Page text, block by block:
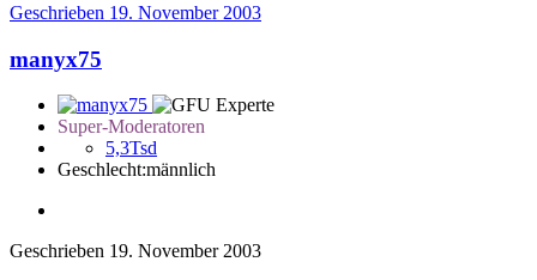
Geschrieben 19. November 2003
manyx75
Super-Moderatoren
5,3Tsd
Geschlecht:männlich
Geschrieben 19. November 2003